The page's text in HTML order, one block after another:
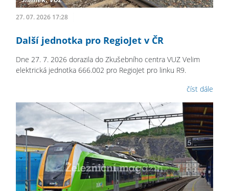
27. 07. 2026 17:28
Další jednotka pro RegioJet v ČR
Dne 27. 7. 2026 dorazila do Zkušebního centra VUZ Velim
elektrická jednotka 666.002 pro RegioJet pro linku R9.
číst dále